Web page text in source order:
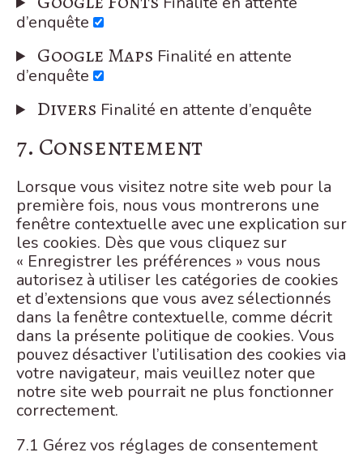
d’enquête Consent
service
google-
Google Maps Finalité en attente
d’enquête Consent
service
maps
Divers Finalité en attente d’enquête
7. Consentement
Lorsque vous visitez notre site web pour la
première fois, nous vous montrerons une
fenêtre contextuelle avec une explication sur
les cookies. Dès que vous cliquez sur
« Enregistrer les préférences » vous nous
autorisez à utiliser les catégories de cookies
et d’extensions que vous avez sélectionnés
dans la fenêtre contextuelle, comme décrit
dans la présente politique de cookies. Vous
pouvez désactiver l’utilisation des cookies via
votre navigateur, mais veuillez noter que
notre site web pourrait ne plus fonctionner
correctement.
7.1 Gérez vos réglages de consentement